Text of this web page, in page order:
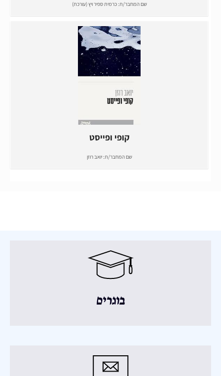
שם המחבר/ת:כרמית ספיר ויץ (עורכת)
קופי ופייסט
שם המחבר/ת:יואב רוזן
בוגרים